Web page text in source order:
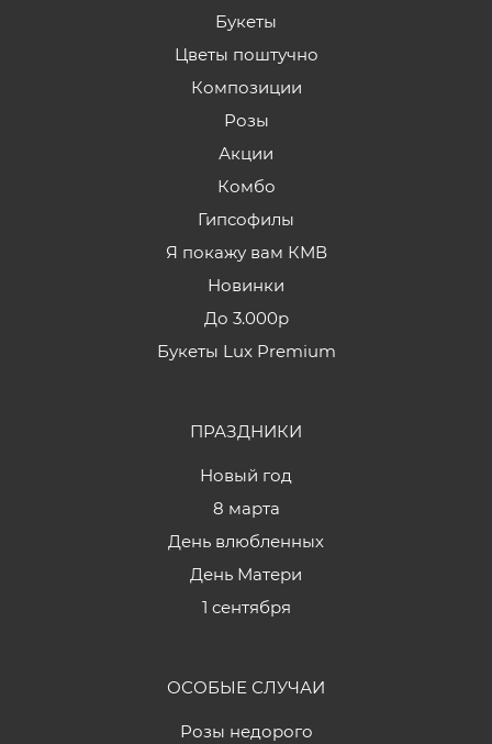
Букеты
Цветы поштучно
Композиции
Розы
Акции
Комбо
Гипсофилы
Я покажу вам КМВ
Новинки
До 3.000р
Букеты Lux Premium
ПРАЗДНИКИ
Новый год
8 марта
День влюбленных
День Матери
1 сентября
ОСОБЫЕ СЛУЧАИ
Розы недорого